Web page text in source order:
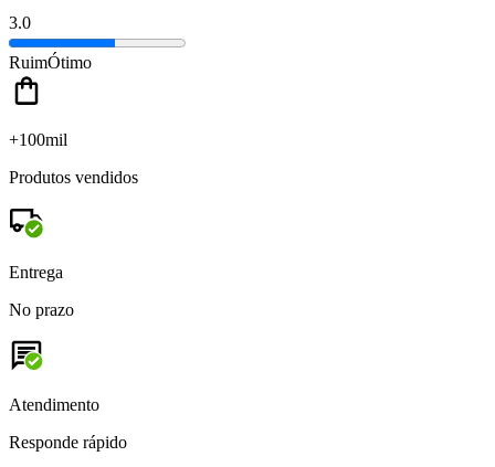
3.0
RuimÓtimo
+100mil
Produtos vendidos
Entrega
No prazo
Atendimento
Responde rápido